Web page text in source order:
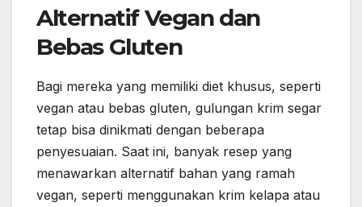
Alternatif Vegan dan
Bebas Gluten
Bagi mereka yang memiliki diet khusus, seperti
vegan atau bebas gluten, gulungan krim segar
tetap bisa dinikmati dengan beberapa
penyesuaian. Saat ini, banyak resep yang
menawarkan alternatif bahan yang ramah
vegan, seperti menggunakan krim kelapa atau